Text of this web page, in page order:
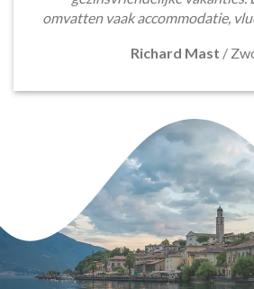
omvatten vaak accommodatie,
Richard Mast /